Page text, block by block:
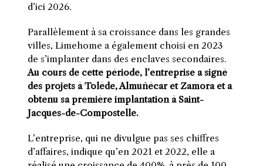
d’ici 2026.
Parallèlement à sa croissance dans les grandes
villes, Limehome a également choisi en 2023
de s’implanter dans des enclaves secondaires.
Au cours de cette période, l’entreprise a signé
des projets à Tolède, Almuñécar et Zamora et a
obtenu sa première implantation à Saint-
Jacques-de-Compostelle.
L’entreprise, qui ne divulgue pas ses chiffres
d’affaires, indique qu’en 2021 et 2022, elle a